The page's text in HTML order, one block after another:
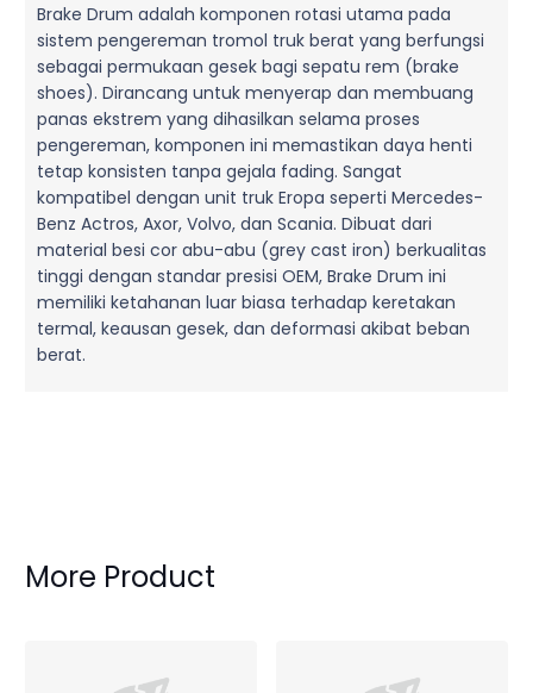
Brake Drum adalah komponen rotasi utama pada
sistem pengereman tromol truk berat yang berfungsi
sebagai permukaan gesek bagi sepatu rem (brake
shoes). Dirancang untuk menyerap dan membuang
panas ekstrem yang dihasilkan selama proses
pengereman, komponen ini memastikan daya henti
tetap konsisten tanpa gejala fading. Sangat
kompatibel dengan unit truk Eropa seperti Mercedes-
Benz Actros, Axor, Volvo, dan Scania. Dibuat dari
material besi cor abu-abu (grey cast iron) berkualitas
tinggi dengan standar presisi OEM, Brake Drum ini
memiliki ketahanan luar biasa terhadap keretakan
termal, keausan gesek, dan deformasi akibat beban
berat.
More Product